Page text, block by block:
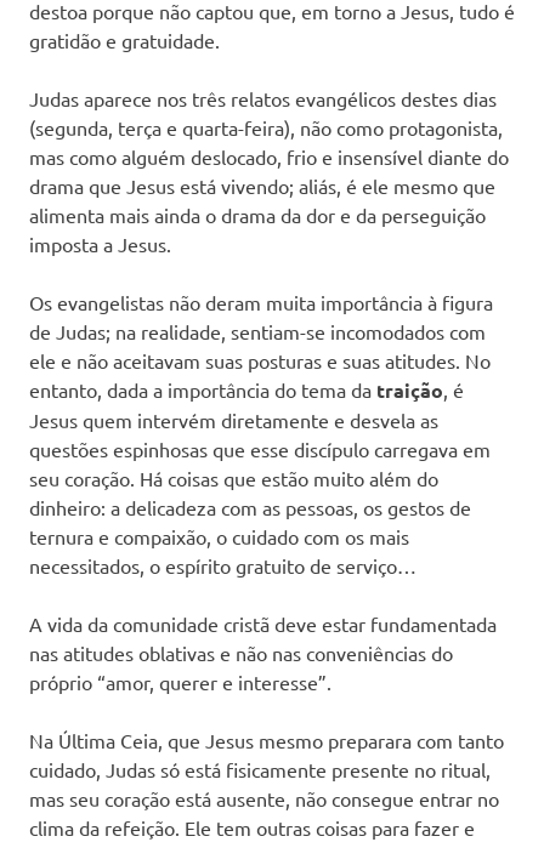
destoa porque não captou que, em torno a Jesus, tudo é
gratidão e gratuidade.
Judas aparece nos três relatos evangélicos destes dias
(segunda, terça e quarta-feira), não como protagonista,
mas como alguém deslocado, frio e insensível diante do
drama que Jesus está vivendo; aliás, é ele mesmo que
alimenta mais ainda o drama da dor e da perseguição
imposta a Jesus.
Os evangelistas não deram muita importância à figura
de Judas; na realidade, sentiam-se incomodados com
ele e não aceitavam suas posturas e suas atitudes. No
entanto, dada a importância do tema da traição , é
Jesus quem intervém diretamente e desvela as
questões espinhosas que esse discípulo carregava em
seu coração. Há coisas que estão muito além do
dinheiro: a delicadeza com as pessoas, os gestos de
ternura e compaixão, o cuidado com os mais
necessitados, o espírito gratuito de serviço…
A vida da comunidade cristã deve estar fundamentada
nas atitudes oblativas e não nas conveniências do
próprio “amor, querer e interesse”.
Na Última Ceia, que Jesus mesmo preparara com tanto
cuidado, Judas só está fisicamente presente no ritual,
mas seu coração está ausente, não consegue entrar no
clima da refeição. Ele tem outras coisas para fazer e